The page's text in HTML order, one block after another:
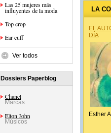
Las 25 mujeres más
influyentes de la moda
Top crop
Ear cuff
Ver todos
Dossiers Paperblog
Chanel
Marcas
Elton John
Músicos
LA
EL
DÍA
Esther